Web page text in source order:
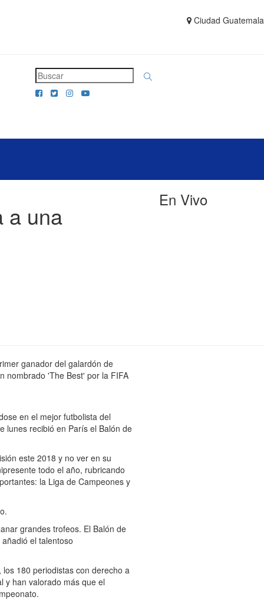
Ciudad Guatemala
a una
En Vivo
ganador del galardón de
nombrado 'The Best' por la FIFA
en el mejor futbolista del
lunes recibió en París el Balón de
este 2018 y no ver en su
todo el año, rubricando
la Liga de Campeones y
grandes trofeos. El Balón de
el talentoso
180 periodistas con derecho a
y han valorado más que el